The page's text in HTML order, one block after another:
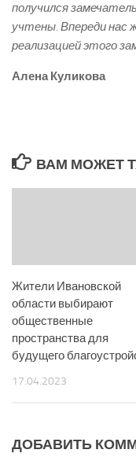
получился
учтены. Впереди нас
реализацией этого
Алена Куликова
ВАМ МОЖЕТ
Жители Ивановской
области выбирают
общественные
пространства для
будущего
17.04.2023
ДОБАВИТЬ